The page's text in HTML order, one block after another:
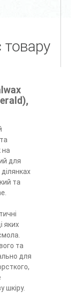
на
для
та
яких
та
для
шкіру.